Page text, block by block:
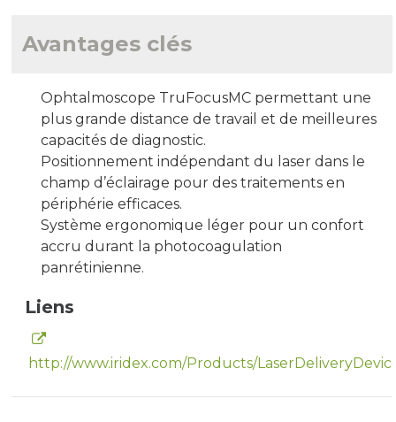
Avantages clés
Ophtalmoscope TruFocusMC permettant une
plus grande distance de travail et de meilleures
capacités de diagnostic.
Positionnement indépendant du laser dans le
champ d’éclairage pour des traitements en
périphérie efficaces.
Système ergonomique léger pour un confort
accru durant la photocoagulation
panrétinienne.
Liens
http://www.iridex.com/Products/